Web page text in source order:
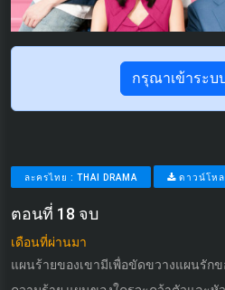
กรุณาเข้าระบ
ละครไทย : THAI DRAMA ดาวน์โห
ตอนที่ 18 จบ
เดือนที่ผ่านมา
แผนร้ายของเขามีเพื่อขัดขวางแผนรัก